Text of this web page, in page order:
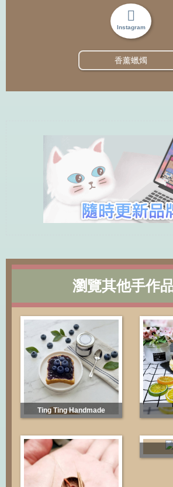
Instagram
香薰蠟燭
瀏覽其他手作
Ting Ting Handmade